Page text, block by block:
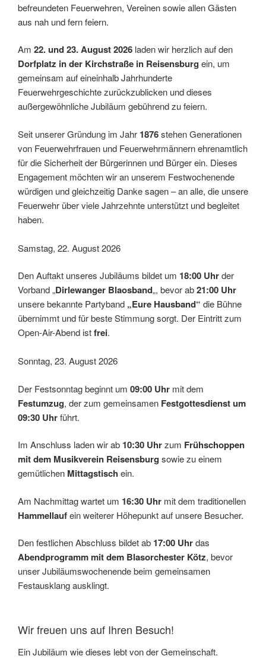
befreundeten Feuerwehren, Vereinen sowie allen Gästen
aus nah und fern feiern.
Am 22. und 23. August 2026 laden wir herzlich auf den
Dorfplatz in der Kirchstraße in Reisensburg ein, um
gemeinsam auf eineinhalb Jahrhunderte
Feuerwehrgeschichte zurückzublicken und dieses
außergewöhnliche Jubiläum gebührend zu feiern.
Seit unserer Gründung im Jahr 1876stehen Generationen
von Feuerwehrfrauen und Feuerwehrmännern ehrenamtlich
für die Sicherheit der Bürgerinnen und Bürger ein. Dieses
Engagement möchten wir an unserem Festwochenende
würdigen und gleichzeitig Danke sagen – an alle, die unsere
Feuerwehr über viele Jahrzehnte unterstützt und begleitet
haben.
Samstag, 22. August 2026
Den Auftakt unseres Jubiläums bildet um 18:00 Uhrder
Vorband „Dirlewanger Blaosband„, bevor ab21:00 Uhr
unsere bekannte Partyband „Eure Hausband“ die Bühne
übernimmt und für beste Stimmung sorgt. Der Eintritt zum
Open-Air-Abend istfrei.
Sonntag, 23. August 2026
Der Festsonntag beginnt um 09:00 Uhr mit dem
Festumzug, der zum gemeinsamen Festgottesdienst um
09:30 Uhrführt.
Im Anschluss laden wir ab 10:30 Uhrzum Frühschoppen
mit dem Musikverein Reisensburg sowie zu einem
gemütlichen Mittagstisch ein.
Am Nachmittag wartet um 16:30 Uhr mit dem traditionellen
Hammellaufein weiterer Höhepunkt auf unsere Besucher.
Den festlichen Abschluss bildet ab 17:00 Uhrdas
Abendprogramm mit dem Blasorchester Kötz, bevor
unser Jubiläumswochenende beim gemeinsamen
Festausklang ausklingt.
Wir freuen uns auf Ihren Besuch!
Ein Jubiläum wie dieses lebt von der Gemeinschaft.